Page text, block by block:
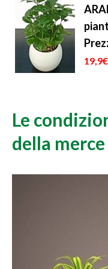
19,9€
Le
della merce